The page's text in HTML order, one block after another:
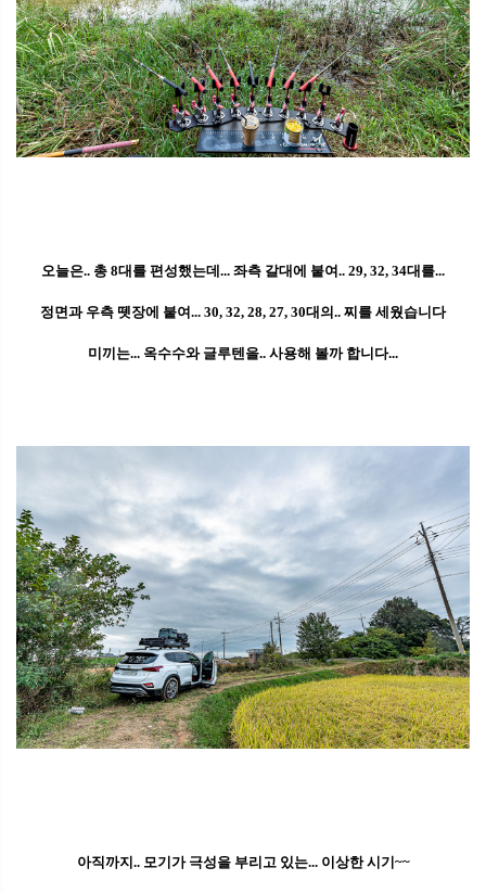
오늘은.. 총 8대를 편성했는데... 좌측 갈대에 붙여.. 29, 32, 34대를...
정면과 우측 뗏장에 붙여... 30, 32, 28, 27, 30대의.. 찌를 세웠습니다
미끼는... 옥수수와 글루텐을.. 사용해 볼까 합니다...
아직까지.. 모기가 극성을 부리고 있는... 이상한 시기~~